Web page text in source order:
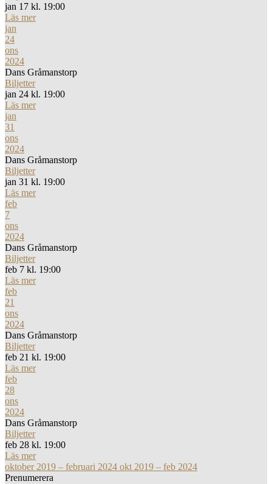
jan 17 kl. 19:00
Läs mer
jan
24
ons
2024
Dans Gråmanstorp
Biljetter
jan 24 kl. 19:00
Läs mer
jan
31
ons
2024
Dans Gråmanstorp
Biljetter
jan 31 kl. 19:00
Läs mer
feb
7
ons
2024
Dans Gråmanstorp
Biljetter
feb 7 kl. 19:00
Läs mer
feb
21
ons
2024
Dans Gråmanstorp
Biljetter
feb 21 kl. 19:00
Läs mer
feb
28
ons
2024
Dans Gråmanstorp
Biljetter
feb 28 kl. 19:00
Läs mer
oktober 2019 – februari 2024 okt 2019 – feb 2024
Prenumerera